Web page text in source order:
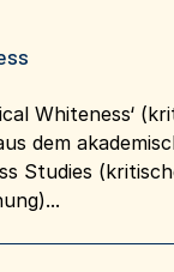
Whiteness‘
dem
Studies